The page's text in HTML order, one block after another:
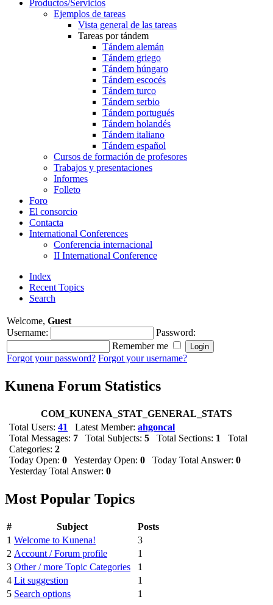
Productos/Servicios
Ejemplos de tareas
Vista general de las tareas
Tareas por tándem
Tándem alemán
Tándem griego
Tándem húngaro
Tándem escocés
Tándem turco
Tándem serbio
Tándem portugués
Tándem holandés
Tándem italiano
Tándem español
Cursos de formación de profesores
Trabajos y presentaciones
Informes
Folleto
Foro
El consorcio
Contacta
International Conferences
Conferencia internacional
II International Conference
Index
Recent Topics
Search
Welcome, Guest
Username:
Password:
Remember me
Forgot your password? Forgot your username?
Kunena Forum Statistics
COM_KUNENA_STAT_GENERAL_STATS
Total Users: 41 Latest Member: ahgoncal
Total Messages: 7 Total Subjects: 5 Total Sections: 1
Total
Categories: 2
Today Open: 0 Yesterday Open: 0 Today Total Answer: 0
Yesterday Total Answer: 0
Most Popular Topics
# Subject
Posts
1 Welcome to Kunena!
3
2 Account / Forum profile
1
3 Other / more Topic Categories
1
4 Lit suggestion
1
5 Search options 1